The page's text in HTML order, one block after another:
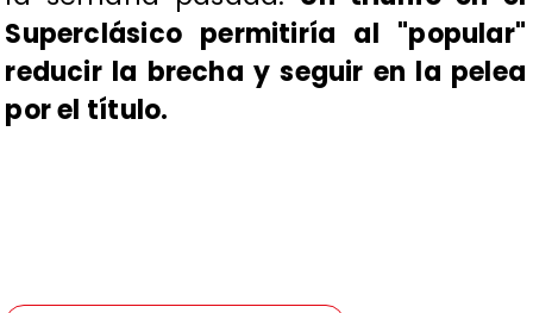
Superclásico permitiría al "popular"
reducir la brecha y seguir en la pelea
por el título.